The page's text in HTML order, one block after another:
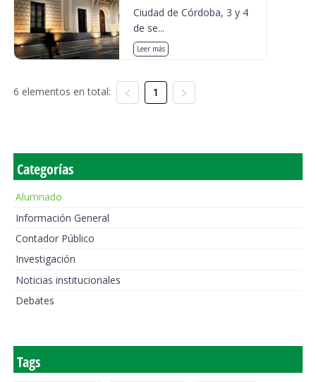
Ciudad de Córdoba, 3 y 4
de se...
Leer más
6 elementos en total: 1
Categorías
Alumnado
Información General
Contador Público
Investigación
Noticias institucionales
Debates
Tags